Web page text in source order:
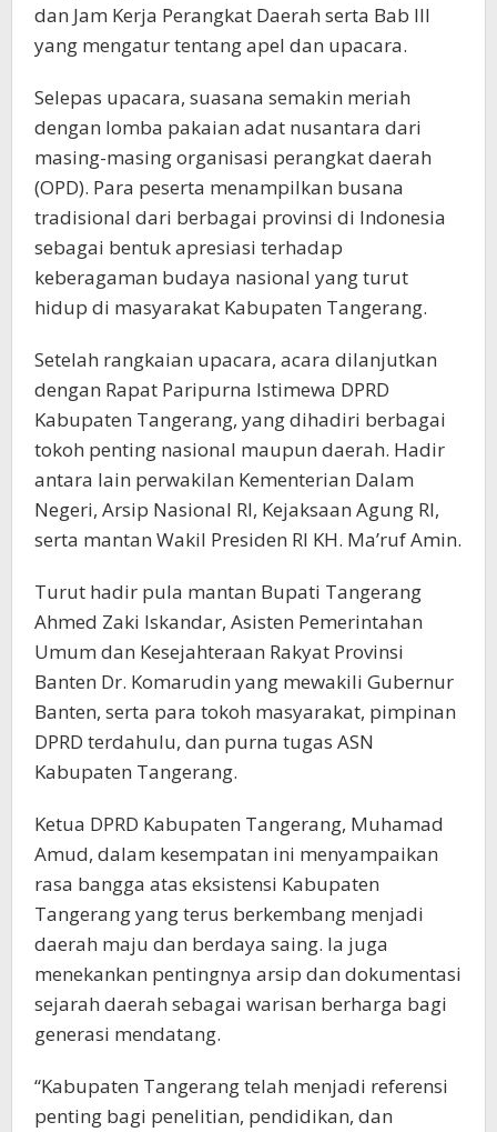
dan Jam Kerja Perangkat Daerah serta Bab III
yang mengatur tentang apel dan upacara.
Selepas upacara, suasana semakin meriah
dengan lomba pakaian adat nusantara dari
masing-masing organisasi perangkat daerah
(OPD). Para peserta menampilkan busana
tradisional dari berbagai provinsi di Indonesia
sebagai bentuk apresiasi terhadap
keberagaman budaya nasional yang turut
hidup di masyarakat Kabupaten Tangerang.
Setelah rangkaian upacara, acara dilanjutkan
dengan Rapat Paripurna Istimewa DPRD
Kabupaten Tangerang, yang dihadiri berbagai
tokoh penting nasional maupun daerah. Hadir
antara lain perwakilan Kementerian Dalam
Negeri, Arsip Nasional RI, Kejaksaan Agung RI,
serta mantan Wakil Presiden RI KH. Ma’ruf Amin.
Turut hadir pula mantan Bupati Tangerang
Ahmed Zaki Iskandar, Asisten Pemerintahan
Umum dan Kesejahteraan Rakyat Provinsi
Banten Dr. Komarudin yang mewakili Gubernur
Banten, serta para tokoh masyarakat, pimpinan
DPRD terdahulu, dan purna tugas ASN
Kabupaten Tangerang.
Ketua DPRD Kabupaten Tangerang, Muhamad
Amud, dalam kesempatan ini menyampaikan
rasa bangga atas eksistensi Kabupaten
Tangerang yang terus berkembang menjadi
daerah maju dan berdaya saing. Ia juga
menekankan pentingnya arsip dan dokumentasi
sejarah daerah sebagai warisan berharga bagi
generasi mendatang.
“Kabupaten Tangerang telah menjadi referensi
penting bagi penelitian, pendidikan, dan